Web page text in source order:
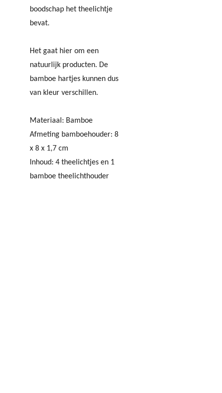
boodschap het theelichtje
bevat.
Het gaat hier om een
natuurlijk producten. De
bamboe hartjes kunnen dus
van kleur verschillen.
Materiaal: Bamboe
Afmeting bamboehouder: 8
x 8 x 1,7 cm
Inhoud: 4 theelichtjes en 1
bamboe theelichthouder